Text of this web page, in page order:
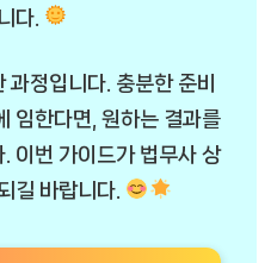
다.
정입니다. 충분한 준비
임한다면, 원하는 결과를
이번 가이드가 법무사 상
길 바랍니다.